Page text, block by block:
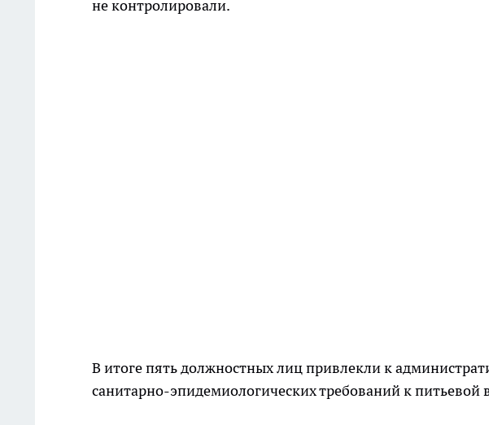
не контролировали.
В итоге пять должностных лиц привлекли к
санитарно-эпидемиологических требований к питьевой